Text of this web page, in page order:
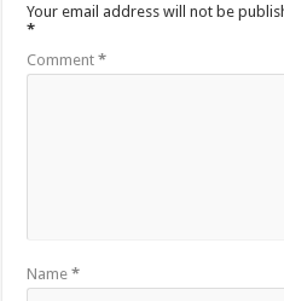
Your email address will not be
*
Comment*
Name*